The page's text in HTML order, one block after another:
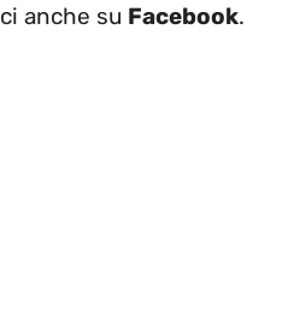
anche su Facebook.